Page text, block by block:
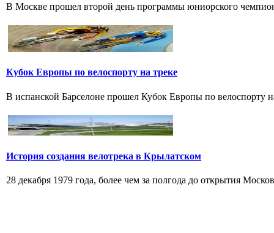
В Москве прошел второй день программы юниорского
Кубок Европы по велоспорту на треке
В испанской Барселоне прошел Кубок Европы по велоспорту
История создания велотрека в Крылатском
28 декабря 1979 года, более чем за полгода до открытия